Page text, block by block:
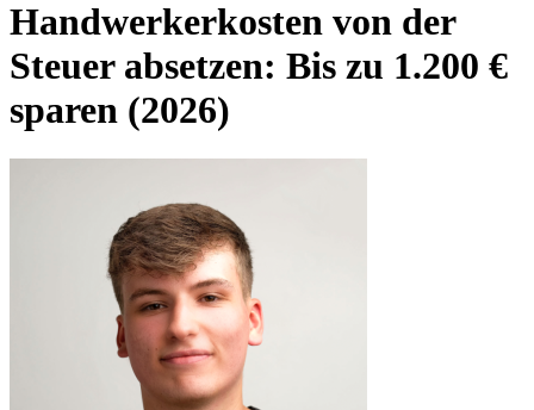
Handwerkerkosten von der
Steuer absetzen: Bis zu 1.200 €
sparen (2026)